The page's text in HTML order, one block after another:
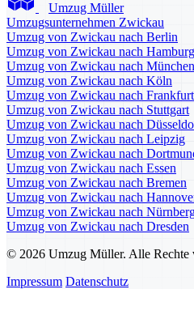
Umzug Müller
Umzugsunternehmen Zwickau
Umzug von Zwickau nach Berlin
Umzug von Zwickau nach Hamburg
Umzug von Zwickau nach München
Umzug von Zwickau nach Köln
Umzug von Zwickau nach
Umzug von Zwickau nach Stuttgart
Umzug von Zwickau nach
Umzug von Zwickau nach Leipzig
Umzug von Zwickau nach
Umzug von Zwickau nach Essen
Umzug von Zwickau nach Bremen
Umzug von Zwickau nach
Umzug von Zwickau nach
Umzug von Zwickau nach Dresden
© 2026 Umzug Müller. Alle Rechte
Impressum Datenschutz